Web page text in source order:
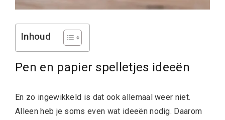
Inhoud
Pen en papier spelletjes ideeën
En zo ingewikkeld is dat ook allemaal weer niet.
Alleen heb je soms even wat ideeën nodig. Daarom